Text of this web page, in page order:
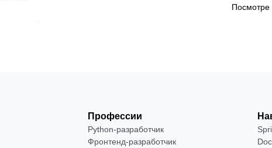
Профессии
Python-разработчик
Фронтенд-разработчик